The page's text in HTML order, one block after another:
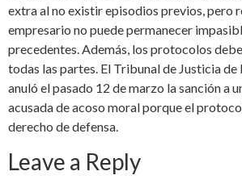
extra al no existir episodios previos, pero
empresario no puede permanecer
precedentes. Además, los protocolos
todas las partes. El Tribunal de Justicia de
anuló el pasado 12 de marzo la sanción a
acusada de acoso moral porque el
derecho de defensa.
Leave a Reply